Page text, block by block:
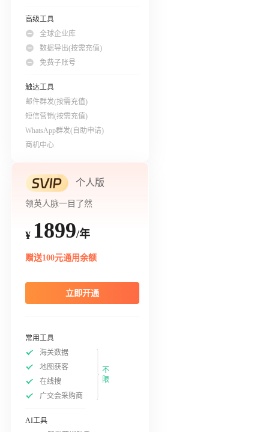
高级工具
全球企业库
数据导出(按需充值)
免费子账号
触达工具
邮件群发(按需充值)
短信营销(按需充值)
WhatsApp群发(自助申请)
商机中心
个人版
领英人脉一目了然
¥ 1899/年
赠送100元通用余额
立即开通
常用工具
海关数据
地图获客
在线搜
广交会采购商
不
限
AI工具